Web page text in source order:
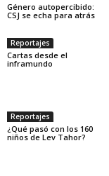
Género autopercibido:
CSJ se echa para atrás
Reportajes
Cartas desde el
inframundo
Reportajes
¿Qué pasó con los 160
niños de Lev Tahor?